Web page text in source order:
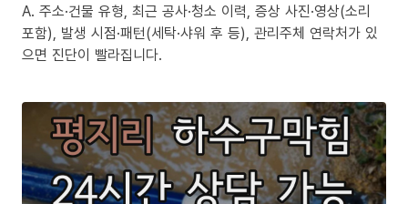
A. 주소·건물 유형, 최근 공사·청소 이력, 증상 사진·영상(소리
포함), 발생 시점·패턴(세탁·샤워 후 등), 관리주체 연락처가 있
으면 진단이 빨라집니다.